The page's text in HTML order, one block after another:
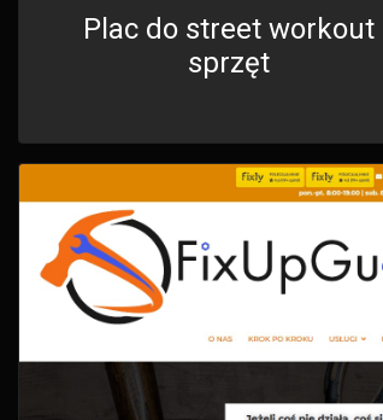
Plac do street workout
sprzęt